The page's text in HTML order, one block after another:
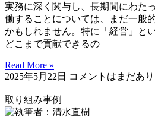
実務に深く関与し、長期間にわた
働することについては、まだ一般
かもしれません。特に「経営」と
どこまで貢献できるの
Read More »
2025年5月22日 コメントはまだあ
取り組み事例